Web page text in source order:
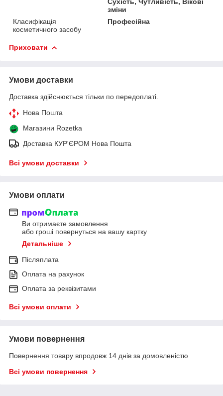
зміни
Класифікація
косметичного засобу
Професійна
Приховати
Умови доставки
Доставка здійснюється тільки по передоплаті.
Нова Пошта
Магазини Rozetka
Доставка КУР'ЄРОМ Нова Пошта
Всі умови доставки
Умови оплати
Ви отримаєте замовлення
або гроші повернуться на вашу картку
Детальніше
Післяплата
Оплата на рахунок
Оплата за реквізитами
Всі умови оплати
Умови повернення
Повернення товару впродовж 14 днів за домовленістю
Всі умови повернення